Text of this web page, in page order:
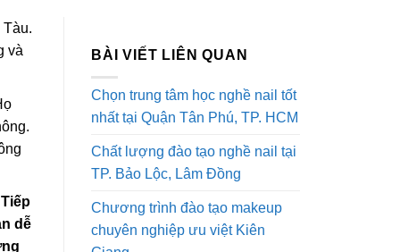
và
dễ
BÀI VIẾT LIÊN QUAN
Chọn trung tâm học nghề nail tốt
nhất tại Quận Tân Phú, TP. HCM
Chất lượng đào tạo nghề nail tại
TP. Bảo Lộc, Lâm Đồng
Chương trình đào tạo makeup
chuyên nghiệp ưu việt Kiên